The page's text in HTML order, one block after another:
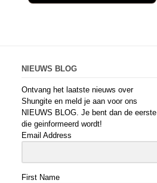
NIEUWS BLOG
Ontvang het laatste nieuws over
Shungite en meld je aan voor ons
NIEUWS BLOG. Je bent dan de eerste
die geinformeerd wordt!
Email Address
First Name